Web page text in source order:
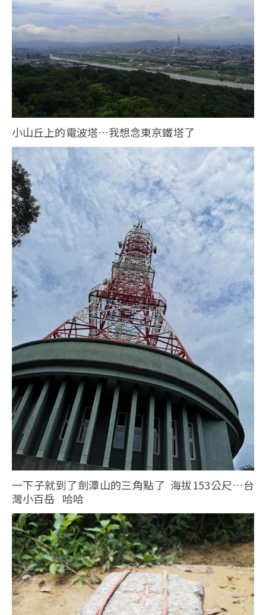
小山丘上的電波塔…我想念東京鐵塔了
一下子就到了劍潭山的三角點了 海拔153公尺…台
灣小百岳 哈哈